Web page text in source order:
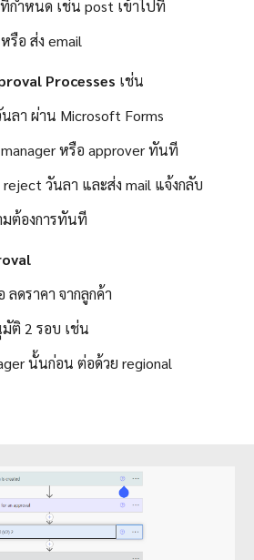
กำหนด เช่น post เข้าไปที่
รือ ส่ง email
Processes เช่น
ลา ผ่าน Microsoft Forms
หรือ approver ทันที
วันลา และส่ง mail แจ้งกลับ
ต้องการทันที
ดราคา จากลูกค้า
ติ 2 รอบ เช่น
นั้นก่อน ต่อด้วย regional